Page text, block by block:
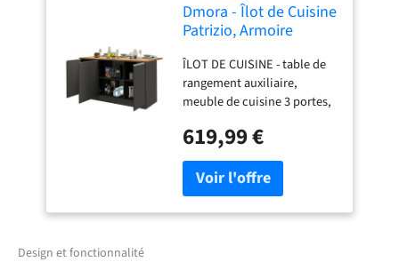
Dmora - Îlot de Cuisine
Patrizio, Armoire
de kitchenette, Table
auxiliaire, 100% Made
in Italy, 155x90h90 cm,
Anthracite et Chêne
ÎLOT DE CUISINE - table de
rangement auxiliaire,
meuble de cuisine 3 portes,
155x90h90 cm, Anthracite et
chêne STRUCTURE ET
UTILISATION - Meuble îlot
pratique et peu encombrant
structuré de trois portes
619,99 €
Design et fonctionnalité